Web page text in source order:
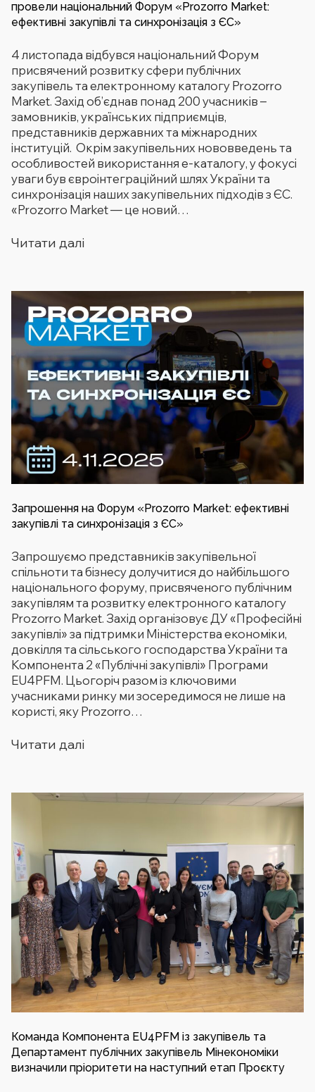
провели національний Форум «Prozorro Market:
ефективні закупівлі та синхронізація з ЄС»
4 листопада відбувся національний Форум
присвячений розвитку сфери публічних
закупівель та електронному каталогу Prozorro
Market. Захід об’єднав понад 200 учасників –
замовників, українських підприємців,
представників державних та міжнародних
інституцій. Окрім закупівельних нововведень та
особливостей використання е-каталогу, у фокусі
уваги був євроінтеграційний шлях України та
синхронізація наших закупівельних підходів з ЄС.
«Prozorro Market — це новий…
Читати далі
Запрошення на Форум «Prozorro Market: ефективні
закупівлі та синхронізація з ЄС»
Запрошуємо представників закупівельної
спільноти та бізнесу долучитися до найбільшого
національного форуму, присвяченого публічним
закупівлям та розвитку електронного каталогу
Prozorro Market. Захід організовує ДУ «Професійні
закупівлі» за підтримки Міністерства економіки,
довкілля та сільського господарства України та
Компонента 2 «Публічні закупівлі» Програми
EU4PFM. Цьогоріч разом із ключовими
учасниками ринку ми зосередимося не лише на
користі, яку Prozorro…
Читати далі
Команда Компонента EU4PFM із закупівель та
Департамент публічних закупівель Мінекономіки
визначили пріоритети на наступний етап Проєкту